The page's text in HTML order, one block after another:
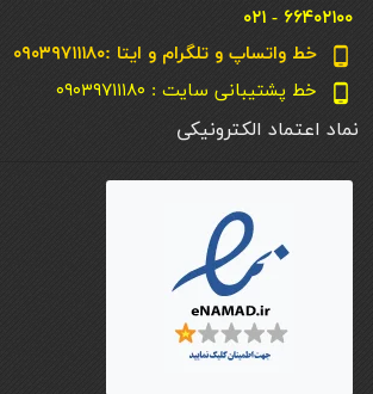
۶۶۴۰۲۱۰۰ - ۰۲۱
phone_android خط واتساپ و تلگرام و ایتا :۰۹۰۳۹۷۱۱۱۸۰
phone_android خط پشتیبانی سایت : ۰۹۰۳۹۷۱۱۱۸۰
نماد اعتماد الکترونیکی